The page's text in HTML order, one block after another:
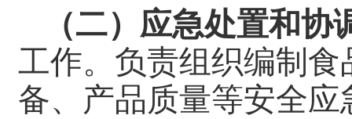
（二）应急处置和协
工作。负责组织编制
备、产品质量等安全